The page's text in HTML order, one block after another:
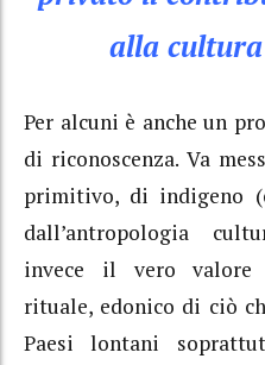
alla
Per alcuni è anche un
di riconoscenza. Va
primitivo, di indigeno
dall’antropologia
invece il vero valore
rituale, edonico di ciò
Paesi lontani